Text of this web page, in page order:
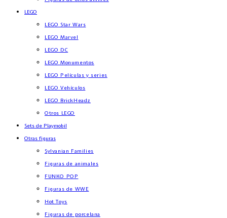
LEGO
LEGO Star Wars
LEGO Marvel
LEGO DC
LEGO Monumentos
LEGO Películas y series
LEGO Vehículos
LEGO BrickHeadz
Otros LEGO
Sets de Playmobil
Otras figuras
Sylvanian Families
Figuras de animales
FUNKO POP
Figuras de WWE
Hot Toys
Figuras de porcelana